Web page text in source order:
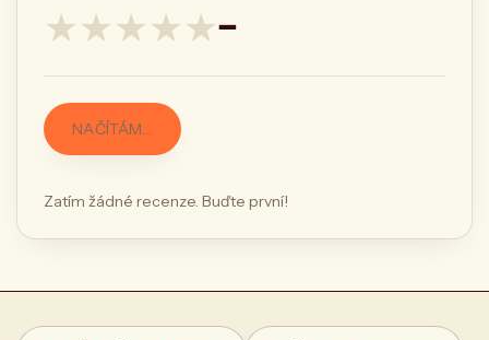
★★★★★—
NAČÍTÁM…
Zatím žádné recenze. Buďte první!